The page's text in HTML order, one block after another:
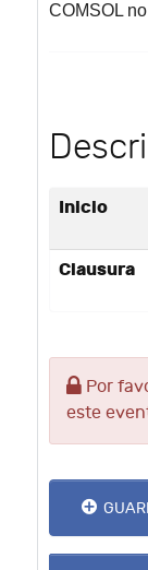
COMSOL
Inicio
Clausura
Por
este